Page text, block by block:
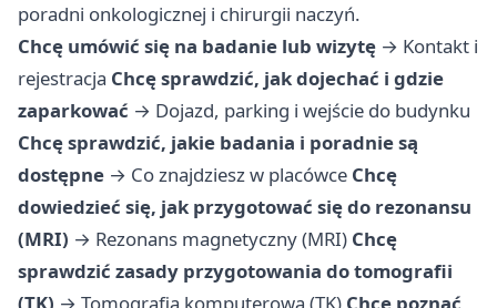
poradni onkologicznej i chirurgii naczyń.
Chcę umówić się na badanie lub wizytę → Kontakt i
rejestracja Chcę sprawdzić, jak dojechać i gdzie
zaparkować → Dojazd, parking i wejście do budynku
Chcę sprawdzić, jakie badania i poradnie są
dostępne → Co znajdziesz w placówce Chcę
dowiedzieć się, jak przygotować się do rezonansu
(MRI) → Rezonans magnetyczny (MRI) Chcę
sprawdzić zasady przygotowania do tomografii